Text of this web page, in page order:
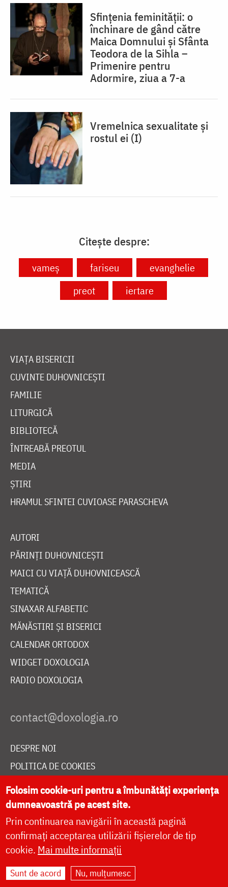
Sfințenia feminității: o
închinare de gând către
Maica Domnului și Sfânta
Teodora de la Sihla –
Primenire pentru
Adormire, ziua a 7-a
Vremelnica sexualitate și
rostul ei (I)
Citește despre:
vameș fariseu
evanghelie
preot
iertare
VIAȚA BISERICII
CUVINTE DUHOVNICEȘTI
FAMILIE
LITURGICĂ
BIBLIOTECĂ
ÎNTREABĂ PREOTUL
MEDIA
ȘTIRI
HRAMUL SFINTEI CUVIOASE PARASCHEVA
AUTORI
PĂRINȚI DUHOVNICEȘTI
MAICI CU VIAȚĂ DUHOVNICEASCĂ
TEMATICĂ
SINAXAR ALFABETIC
MĂNĂSTIRI ȘI BISERICI
CALENDAR ORTODOX
WIDGET DOXOLOGIA
RADIO DOXOLOGIA
DESPRE NOI
POLITICA DE COOKIES
DONEAZĂ ONLINE PENTRU CATEDRALA NAȚIONALĂ
LIVE
Site dezvoltat deDOXOLOGIA MEDIA
Folosim cookie-uri pentru a îmbunătăți experiența
dumneavoastră pe acest site.
Prin continuarea navigării în această pagină
confirmați acceptarea utilizării fișierelor de tip
cookie. Mai multe informații
Sunt de acord Nu, mulțumesc